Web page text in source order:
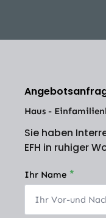
Haus -
Sie haben
EFH in ruhiger
Ihr Name *